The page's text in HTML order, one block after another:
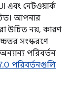
এবং নেটওয়ার্ক
আপনার
উচিত নয়, কারণ
সংস্করণে
পরিবর্তন
পরিবর্তনগুলি